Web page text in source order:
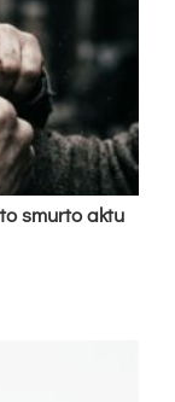
smur­to ak­tu